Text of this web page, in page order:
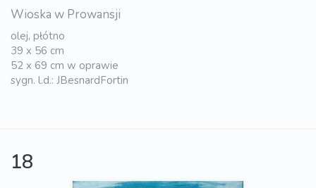
Wioska w Prowansji
olej, płótno
39 x 56 cm
52 x 69 cm w oprawie
sygn. l.d.: JBesnardFortin
18